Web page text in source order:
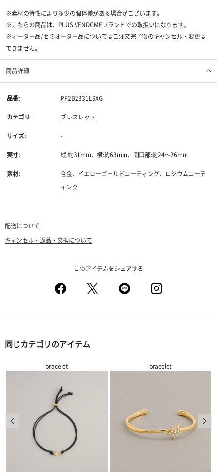
※素材の特性により多少の個体差がある場合がございます。
※こちらの商品は、PLUS VENDOMEブランドでの取扱いになります。
※オーダー品/セミオーダー品についてはご注文完了後のキャンセル・変更は
できません。
商品詳細
品番: PF2B2331LSXG
カテゴリ: ブレスレット
サイズ: -
実寸: 縦:約31mm、横:約63mm、開口部:約24〜26mm
素材:
合金、イエローゴールドコーティング、ロジウムコーテ
ィング
配送について
キャンセル・返品・交換について
このアイテムをシェアする
同じカテゴリのアイテム
bracelet bracelet
前の画像 次